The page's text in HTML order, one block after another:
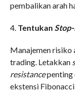
pembalikan arah
4. Tentukan Stop-
Manajemen risiko
trading. Letakkan
resistancepenting
ekstensi